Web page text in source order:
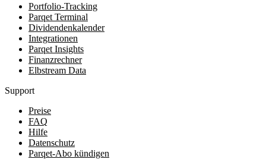
Portfolio-Tracking
Parqet Terminal
Dividendenkalender
Integrationen
Parqet Insights
Finanzrechner
Elbstream Data
Support
Preise
FAQ
Hilfe
Datenschutz
Parqet-Abo kündigen